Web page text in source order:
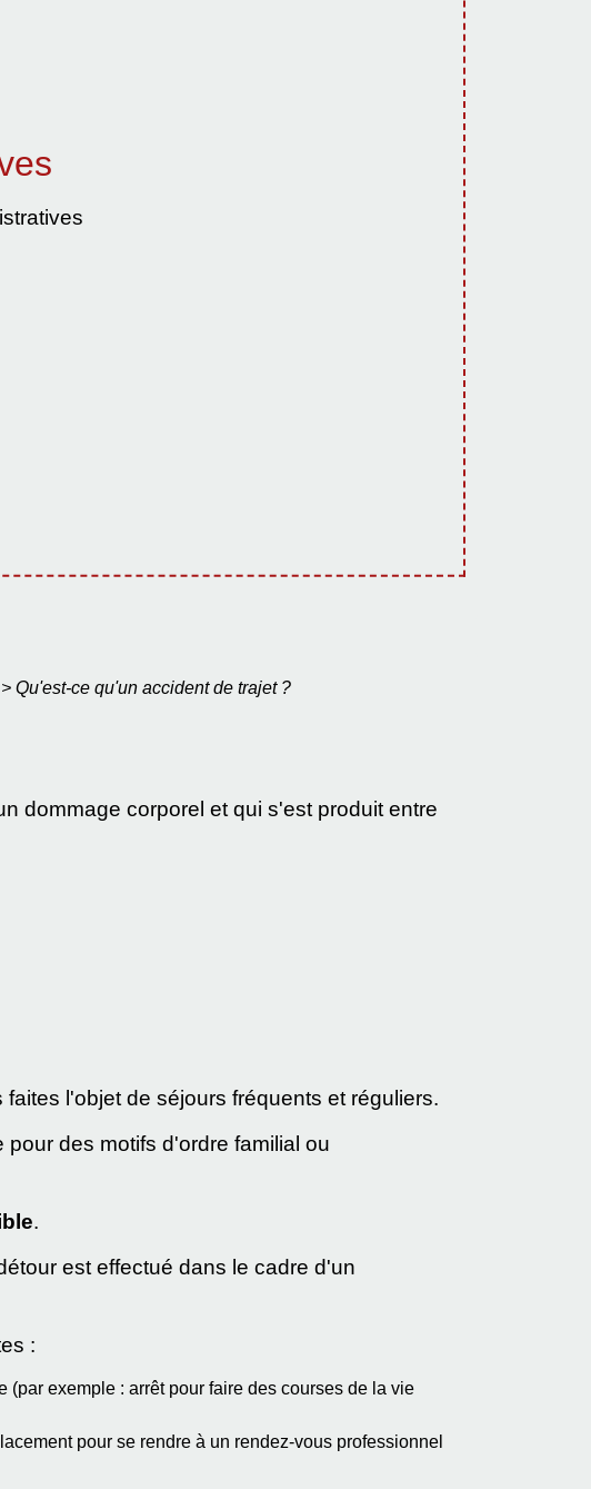
> Qu'est-ce qu'un accident de trajet ?
dommage corporel et qui s'est produit entre
l'objet de séjours fréquents et réguliers.
des motifs d'ordre familial ou
.
est effectué dans le cadre d'un
:
exemple : arrêt pour faire des courses de la vie
pour se rendre à un rendez-vous professionnel